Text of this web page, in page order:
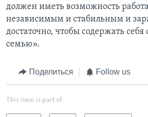
должен иметь возможность
независимым и стабильным и
достаточно, чтобы содержать
семью».
Поделиться Follow us
This item is part of